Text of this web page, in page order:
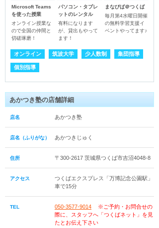
Microsoft Teams
を使った授業
オンライン授業な
ので全国の仲間と
切磋琢磨！
パソコン・タブレ
ットのレンタル
有料になります
が、貸出もやって
ます！
まなびば＠つくば
毎月第4水曜日開催
の無料学習支援イ
ベントやってます♪
オンライン 筑波大学 少人数制 集団指導
個別指導
あかつき塾の店舗詳細
店名 あかつき塾
店名（ふりがな） あかつきじゅく
住所 〒300-2617 茨城県つくば市吉沼4048-8
アクセス
つくばエクスプレス「万博記念公園駅」
車で15分
TEL 050-3577-9014
※ご予約・お問合せの
際に、スタッフへ「つくばネット」を見
たとお伝え下さい